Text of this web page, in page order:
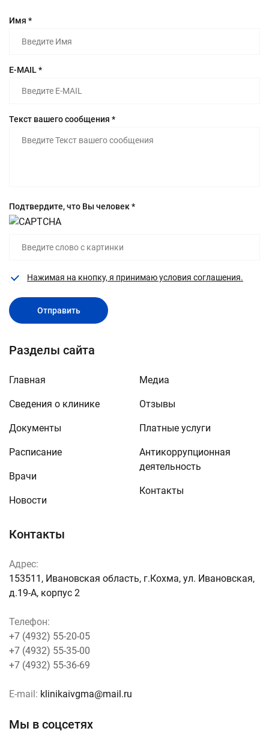
Контакты
Адрес:
153511, Ивановская область, г.Кохма, ул. Ивановская,
д.19-А, корпус 2
Телефон:
+7 (4932) 55-20-05
+7 (4932) 55-35-00
+7 (4932) 55-36-69
E-mail: klinikaivgma@mail.ru
Мы в соцсетях
Разделы сайта
Главная
Сведения о клинике
Документы
Расписание
Врачи
Новости
Медиа
Отзывы
Платные услуги
Антикоррупционная
деятельность
Контакты
Имя *
E-MAIL *
Текст вашего сообщения *
Подтвердите, что Вы человек *
Нажимая на кнопку, я принимаю условия соглашения.
Отправить